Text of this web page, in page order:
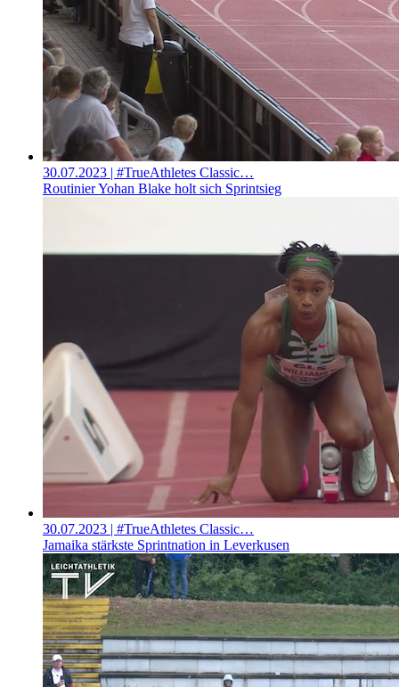
30.07.2023 | #TrueAthletes Classic…
Routinier Yohan Blake holt sich Sprintsieg
30.07.2023 | #TrueAthletes Classic…
Jamaika stärkste Sprintnation in Leverkusen